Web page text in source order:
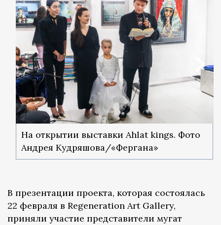
На открытии выставки Ahlat kings. Фото
Андрея Кудряшова/«Фергана»
В презентации проекта, которая состоялась
22 февраля в Regeneration Art Gallery,
приняли участие представители мугат